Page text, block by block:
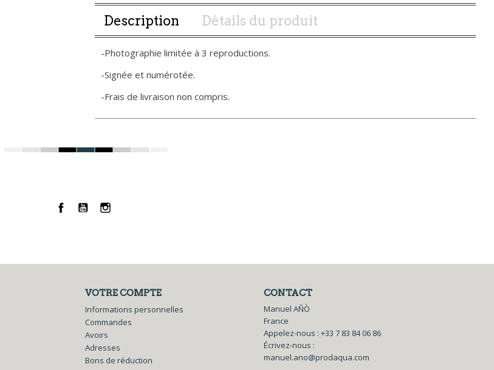
Description Détails du produit
-Photographie limitée à 3 reproductions.
-Signée et numérotée.
-Frais de livraison non compris.
Facebook
YouTubeInstagram
VOTRE COMPTE
Informations personnelles
Commandes
Avoirs
Adresses
Bons de réduction
CONTACT
Manuel AÑÒ
France
Appelez-nous : +33 7 83 84 06 86
Écrivez-nous :
manuel.ano@prodaqua.com